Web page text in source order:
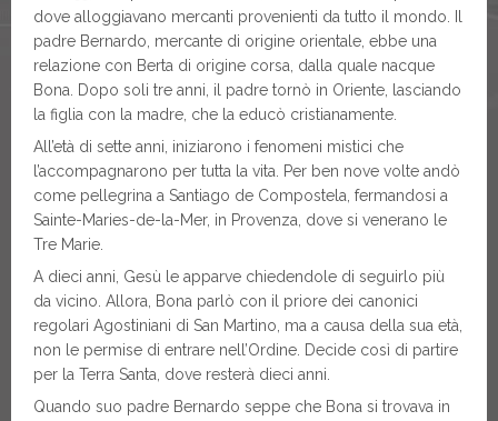
dove alloggiavano mercanti provenienti da tutto il mondo. Il
padre Bernardo, mercante di origine orientale, ebbe una
relazione con Berta di origine corsa, dalla quale nacque
Bona. Dopo soli tre anni, il padre tornò in Oriente, lasciando
la figlia con la madre, che la educò cristianamente.
All’età di sette anni, iniziarono i fenomeni mistici che
l’accompagnarono per tutta la vita. Per ben nove volte andò
come pellegrina a Santiago de Compostela, fermandosi a
Sainte-Maries-de-la-Mer, in Provenza, dove si venerano le
Tre Marie.
A dieci anni, Gesù le apparve chiedendole di seguirlo più
da vicino. Allora, Bona parlò con il priore dei canonici
regolari Agostiniani di San Martino, ma a causa della sua età,
non le permise di entrare nell’Ordine. Decide così di partire
per la Terra Santa, dove resterà dieci anni.
Quando suo padre Bernardo seppe che Bona si trovava in